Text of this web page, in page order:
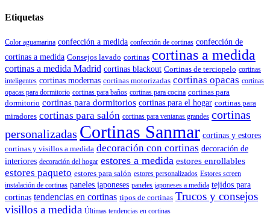
Etiquetas
Color aguamarina confección a medida confección de cortinas confección de
cortinas a medida Consejos lavado cortinas cortinas a medida
cortinas a medida Madrid cortinas blackout Cortinas de terciopelo cortinas
inteligentes cortinas modernas cortinas motorizadas cortinas opacas cortinas
opacas para dormitorio cortinas para baños cortinas para cocina cortinas para
dormitorio cortinas para dormitorios cortinas para el hogar cortinas para
miradores cortinas para salón cortinas para ventanas grandes cortinas
personalizadas Cortinas Sanmar cortinas y estores
cortinas y visillos a medida decoración con cortinas decoración de
interiores decoración del hogar estores a medida estores enrollables
estores paqueto estores para salón estores personalizados Estores screen
instalación de cortinas paneles japoneses paneles japoneses a medida tejidos para
cortinas tendencias en cortinas tipos de cortinas Trucos y consejos
visillos a medida Últimas tendencias en cortinas